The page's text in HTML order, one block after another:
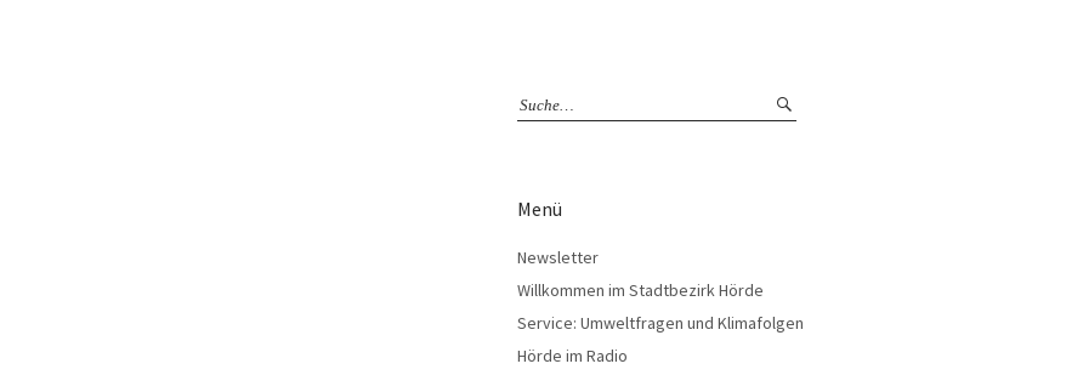
Menü
Newsletter
Willkommen im Stadtbezirk Hörde
Service: Umweltfragen und Klimafolgen
Hörde im Radio